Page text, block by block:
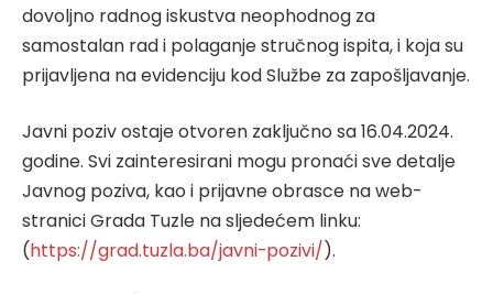
dovoljno radnog iskustva neophodnog za
samostalan rad i polaganje stručnog ispita, i koja su
prijavljena na evidenciju kod Službe za zapošljavanje.
Javni poziv ostaje otvoren zaključno sa 16.04.2024.
godine. Svi zainteresirani mogu pronaći sve detalje
Javnog poziva, kao i prijavne obrasce na web-
stranici Grada Tuzle na sljedećem linku:
(https://grad.tuzla.ba/javni-pozivi/).